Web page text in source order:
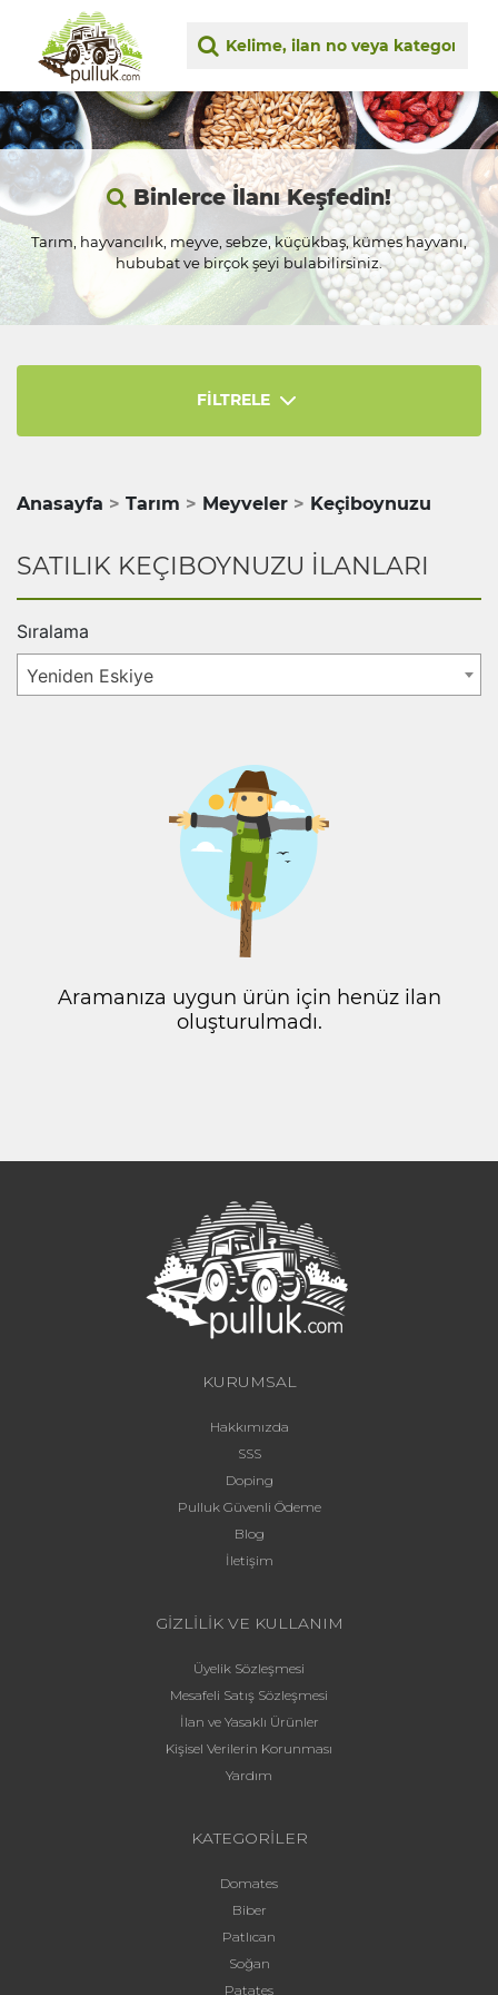
Binlerce İlanı Keşfedin!
Tarım, hayvancılık, meyve, sebze, küçükbaş, kümes hayvanı,
hububat ve birçok şeyi bulabilirsiniz.
FİLTRELE
Anasayfa Tarım Meyveler Keçiboynuzu
SATILIK KEÇIBOYNUZU İLANLARI
Sıralama
Yeniden Eskiye
Aramanıza uygun ürün için henüz ilan
oluşturulmadı.
KURUMSAL
Hakkımızda
SSS
Doping
Pulluk Güvenli Ödeme
Blog
İletişim
GİZLİLİK VE KULLANIM
Üyelik Sözleşmesi
Mesafeli Satış Sözleşmesi
İlan ve Yasaklı Ürünler
Kişisel Verilerin Korunması
Yardım
KATEGORİLER
Domates
Biber
Patlıcan
Soğan
Patates